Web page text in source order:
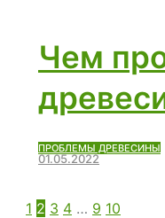
Чем
ПРОБЛЕМЫ ДРЕВЕСИНЫ
01.05.2022
1 2 3 4 … 9 10